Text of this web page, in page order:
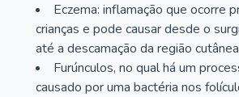
Eczema: inflamação que ocorre
crianças e pode causar desde o
até a descamação da região
Furúnculos, no qual há um
causado por uma bactéria nos